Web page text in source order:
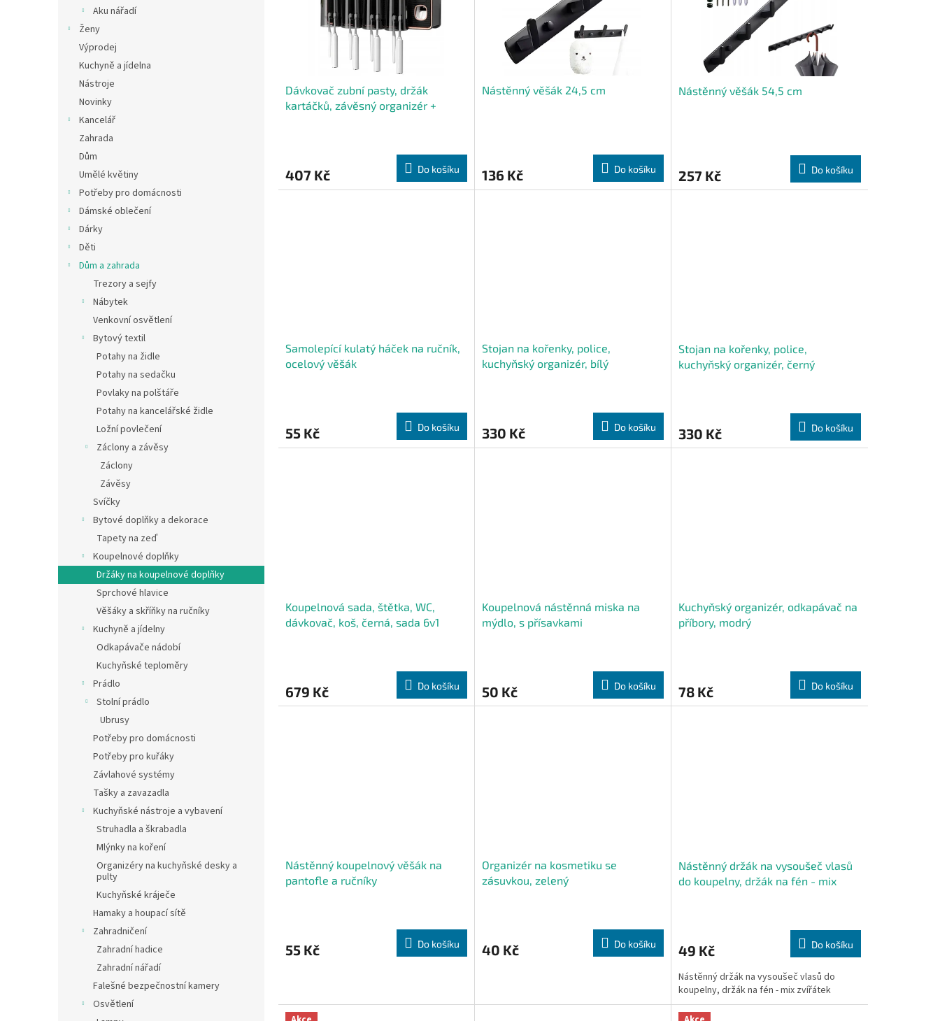
Aku nářadí
Ženy
Výprodej
Kuchyně a jídelna
Nástroje
Novinky
Kancelář
Zahrada
Dům
Umělé květiny
Potřeby pro domácnosti
Dámské oblečení
Dárky
Děti
Dům a zahrada
Trezory a sejfy
Nábytek
Venkovní osvětlení
Bytový textil
Potahy na židle
Potahy na sedačku
Povlaky na polštáře
Potahy na kancelářské židle
Ložní povlečení
Záclony a závěsy
Záclony
Závěsy
Svíčky
Bytové doplňky a dekorace
Tapety na zeď
Koupelnové doplňky
Držáky na koupelnové doplňky
Sprchové hlavice
Věšáky a skříňky na ručníky
Kuchyně a jídelny
Odkapávače nádobí
Kuchyňské teploměry
Prádlo
Stolní prádlo
Ubrusy
Potřeby pro domácnosti
Potřeby pro kuřáky
Závlahové systémy
Tašky a zavazadla
Kuchyňské nástroje a vybavení
Struhadla a škrabadla
Mlýnky na koření
Organizéry na kuchyňské desky a
pulty
Kuchyňské kráječe
Hamaky a houpací sítě
Zahradničení
Zahradní hadice
Zahradní nářadí
Falešné bezpečnostní kamery
Osvětlení
Dávkovač zubní pasty, držák
kartáčků, závěsný organizér +
407 Kč Do košíku
Nástěnný věšák 24,5 cm
136 Kč Do košíku
Nástěnný věšák 54,5 cm
257 Kč Do košíku
Samolepící kulatý háček na ručník,
ocelový věšák
55 Kč Do košíku
Stojan na kořenky, police,
kuchyňský organizér, bílý
330 Kč Do košíku
Stojan na kořenky, police,
kuchyňský organizér, černý
330 Kč Do košíku
Koupelnová sada, štětka, WC,
dávkovač, koš, černá, sada 6v1
679 Kč Do košíku
Koupelnová nástěnná miska na
mýdlo, s přísavkami
50 Kč Do košíku
Kuchyňský organizér, odkapávač na
příbory, modrý
78 Kč Do košíku
Nástěnný koupelnový věšák na
pantofle a ručníky
55 Kč Do košíku
Organizér na kosmetiku se
zásuvkou, zelený
40 Kč Do košíku
Nástěnný držák na vysoušeč vlasů
do koupelny, držák na fén - mix
49 Kč Do košíku
Nástěnný držák na vysoušeč vlasů do
koupelny, držák na fén - mix zvířátek